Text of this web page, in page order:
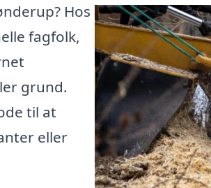
Hos
fagfolk,
grund.
til at
eller